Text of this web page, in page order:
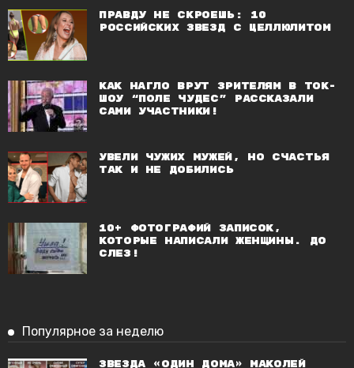
Правду не скроешь: 10
российских звезд с целлюлитом
Как нагло врут зрителям в ток-
шоу “Поле чудес” рассказали
сами участники!
Увели чужих мужей, но счастья
так и не добились
10+ ФОТОГРАФИЙ ЗАПИСОК,
КОТОРЫЕ НАПИСАЛИ ЖЕНЩИНЫ. ДО
СЛЕЗ!
Популярное за неделю
Звезда «Один дома» Маколей